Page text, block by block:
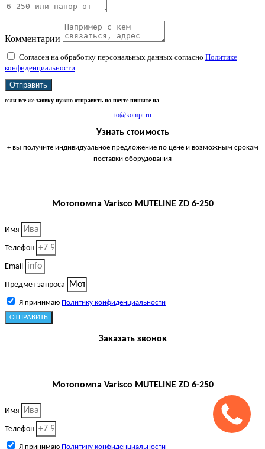
Комментарии
Согласен на обработку персональных данных согласно Политике
конфиденциальности.
Отправить
если все же заявку нужно отправить по почте пишите на
to@kompr.ru
Узнать стоимость
+ вы получите индивидуальное предложение по цене и возможным срокам
поставки оборудования
Мотопомпа Varisco MUTELINE ZD 6-250
Имя
Телефон
Email
Предмет запроса
Я принимаю Политику конфиденциальности
ОТПРАВИТЬ
Заказать звонок
Мотопомпа Varisco MUTELINE ZD 6-250
Имя
Телефон
Я принимаю Политику конфиденциальности